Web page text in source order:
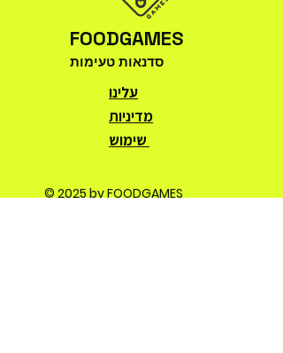
FOODGAMES
סדנאות טעימות
עלינו
מדיניות
© 2025 by FOODGAMES